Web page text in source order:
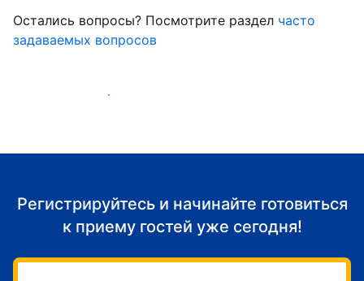
Остались вопросы? Посмотрите раздел часто
задаваемых вопросов
Начать принимать гостей
Регистрируйтесь и начинайте готовиться
к приему гостей уже сегодня!